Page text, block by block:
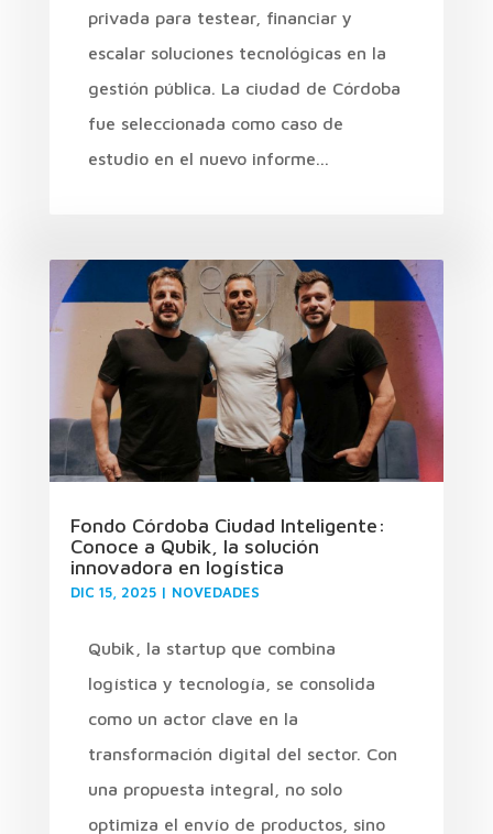
privada para testear, financiar y
escalar soluciones tecnológicas en la
gestión pública. La ciudad de Córdoba
fue seleccionada como caso de
estudio en el nuevo informe...
Fondo Córdoba Ciudad Inteligente:
Conoce a Qubik, la solución
innovadora en logística
DIC 15, 2025| NOVEDADES
Qubik, la startup que combina
logística y tecnología, se consolida
como un actor clave en la
transformación digital del sector. Con
una propuesta integral, no solo
optimiza el envío de productos, sino